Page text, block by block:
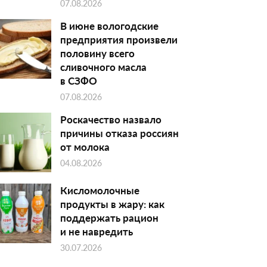
07.08.2026
В июне вологодские
предприятия произвели
половину всего
сливочного масла
в СЗФО
07.08.2026
Роскачество назвало
причины отказа россиян
от молока
04.08.2026
Кисломолочные
продукты в жару: как
поддержать рацион
и не навредить
30.07.2026